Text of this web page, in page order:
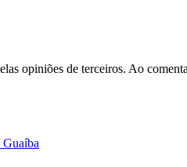
opiniões de terceiros. Ao